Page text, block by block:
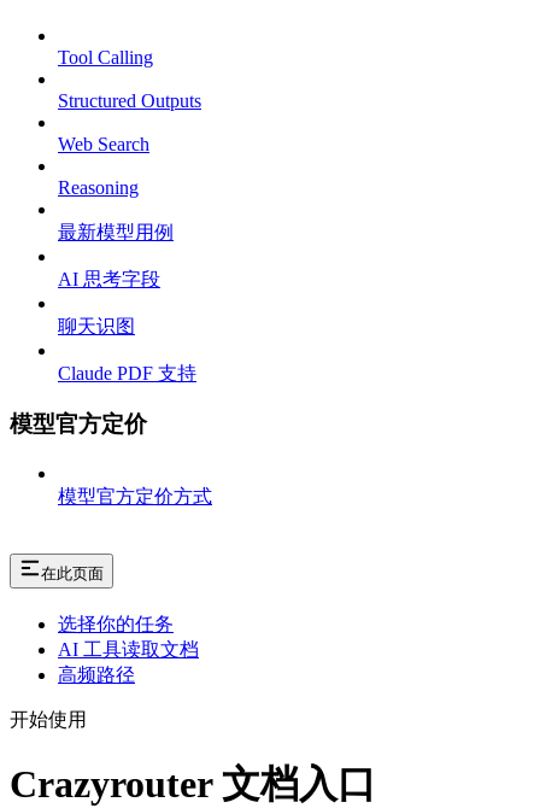
Tool Calling
Structured Outputs
Web Search
Reasoning
最新模型用例
AI 思考字段
聊天识图
Claude PDF 支持
模型官方定价
模型官方定价方式
在此页面
选择你的任务
AI 工具读取文档
高频路径
开始使用
Crazyrouter 文档入口